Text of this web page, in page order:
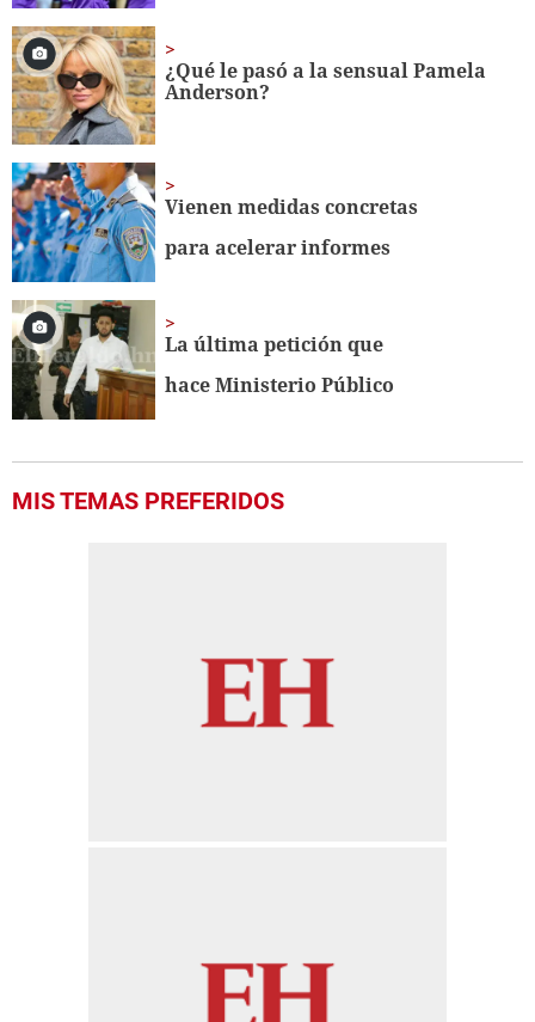
¿Qué le pasó a la sensual Pamela
Anderson?
Vienen medidas concretas
para acelerar informes
La última petición que
hace Ministerio Público
MIS TEMAS PREFERIDOS